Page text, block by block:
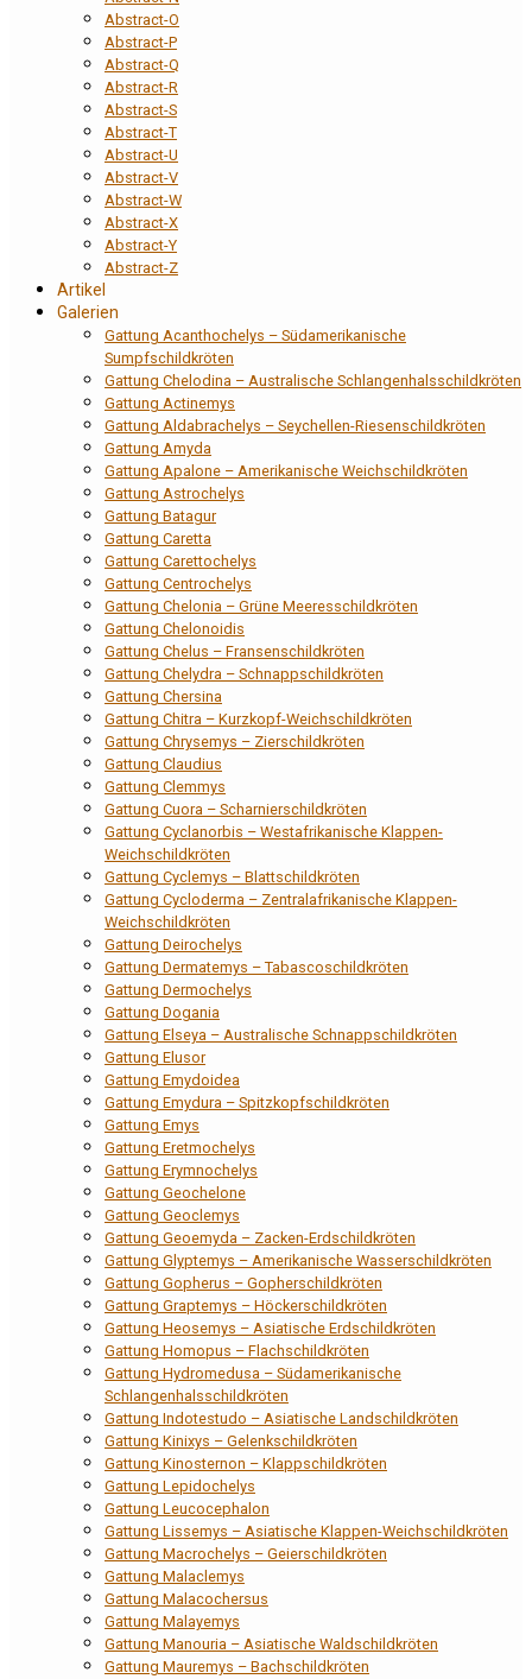
Abstract-O
Abstract-P
Abstract-Q
Abstract-R
Abstract-S
Abstract-T
Abstract-U
Abstract-V
Abstract-W
Abstract-X
Abstract-Y
Abstract-Z
Artikel
Galerien
Gattung Acanthochelys – Südamerikanische
Sumpfschildkröten
Gattung Chelodina – Australische Schlangenhalsschildkröten
Gattung Actinemys
Gattung Aldabrachelys – Seychellen-Riesenschildkröten
Gattung Amyda
Gattung Apalone – Amerikanische Weichschildkröten
Gattung Astrochelys
Gattung Batagur
Gattung Caretta
Gattung Carettochelys
Gattung Centrochelys
Gattung Chelonia – Grüne Meeresschildkröten
Gattung Chelonoidis
Gattung Chelus – Fransenschildkröten
Gattung Chelydra – Schnappschildkröten
Gattung Chersina
Gattung Chitra – Kurzkopf-Weichschildkröten
Gattung Chrysemys – Zierschildkröten
Gattung Claudius
Gattung Clemmys
Gattung Cuora – Scharnierschildkröten
Gattung Cyclanorbis – Westafrikanische Klappen-
Weichschildkröten
Gattung Cyclemys – Blattschildkröten
Gattung Cycloderma – Zentralafrikanische Klappen-
Weichschildkröten
Gattung Deirochelys
Gattung Dermatemys – Tabascoschildkröten
Gattung Dermochelys
Gattung Dogania
Gattung Elseya – Australische Schnappschildkröten
Gattung Elusor
Gattung Emydoidea
Gattung Emydura – Spitzkopfschildkröten
Gattung Emys
Gattung Eretmochelys
Gattung Erymnochelys
Gattung Geochelone
Gattung Geoclemys
Gattung Geoemyda – Zacken-Erdschildkröten
Gattung Glyptemys – Amerikanische Wasserschildkröten
Gattung Gopherus – Gopherschildkröten
Gattung Graptemys – Höckerschildkröten
Gattung Heosemys – Asiatische Erdschildkröten
Gattung Homopus – Flachschildkröten
Gattung Hydromedusa – Südamerikanische
Schlangenhalsschildkröten
Gattung Indotestudo – Asiatische Landschildkröten
Gattung Kinixys – Gelenkschildkröten
Gattung Kinosternon – Klappschildkröten
Gattung Lepidochelys
Gattung Leucocephalon
Gattung Lissemys – Asiatische Klappen-Weichschildkröten
Gattung Macrochelys – Geierschildkröten
Gattung Malaclemys
Gattung Malacochersus
Gattung Malayemys
Gattung Manouria – Asiatische Waldschildkröten
Gattung Mauremys – Bachschildkröten